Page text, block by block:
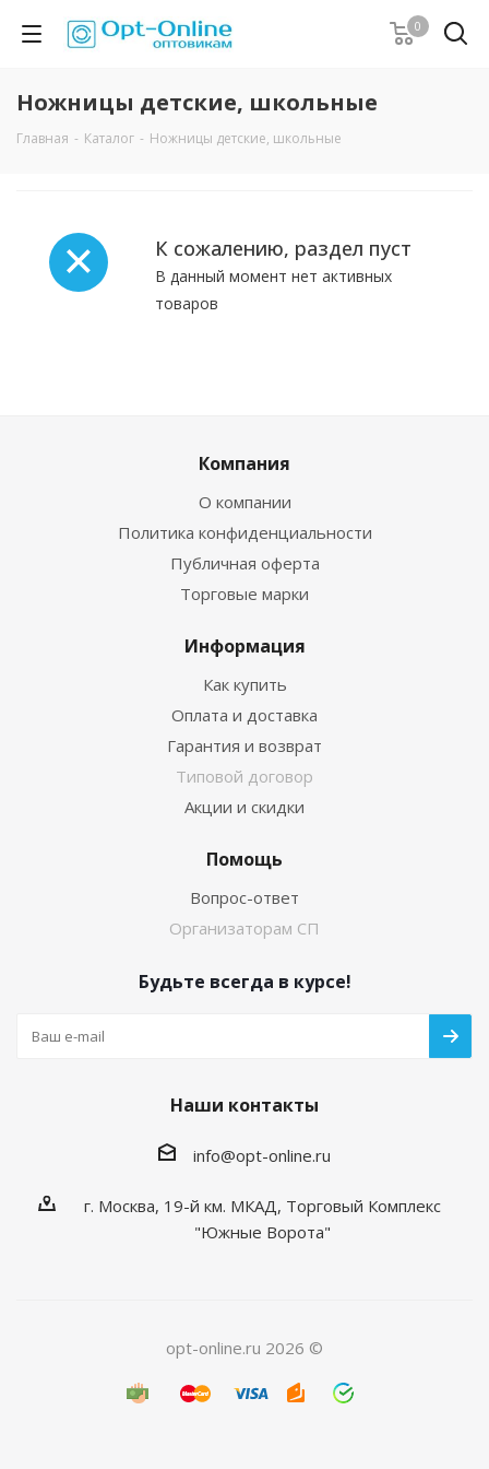
0
Ножницы детские, школьные
Главная - Каталог - Ножницы детские, школьные
К сожалению, раздел пуст
В данный момент нет активных
товаров
Компания
О компании
Политика конфиденциальности
Публичная оферта
Торговые марки
Информация
Как купить
Оплата и доставка
Гарантия и возврат
Типовой договор
Акции и скидки
Помощь
Вопрос-ответ
Организаторам СП
Будьте всегда в курсе!
Наши контакты
info@opt-online.ru
г. Москва, 19-й км. МКАД, Торговый Комплекс
"Южные Ворота"
opt-online.ru 2026 ©